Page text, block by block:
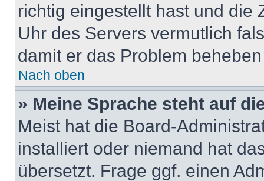
richtig eingestellt hast und die
Uhr des Servers vermutlich
damit er das Problem
Nach oben
» Meine Sprache steht auf
Meist hat die Board-
installiert oder niemand hat
übersetzt. Frage ggf. einen